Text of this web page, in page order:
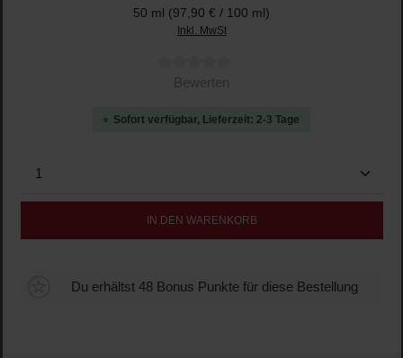
50 ml (97,90 € / 100 ml)
Inkl. MwSt
Durchschnittliche Bewertung von 0 von 5 Sternen
Bewerten
Sofort verfügbar, Lieferzeit: 2-3 Tage
Produkt Anzahl: Gib den gewünschten Wert ein
IN DEN WARENKORB
Du erhältst 48 Bonus Punkte für diese Bestellung